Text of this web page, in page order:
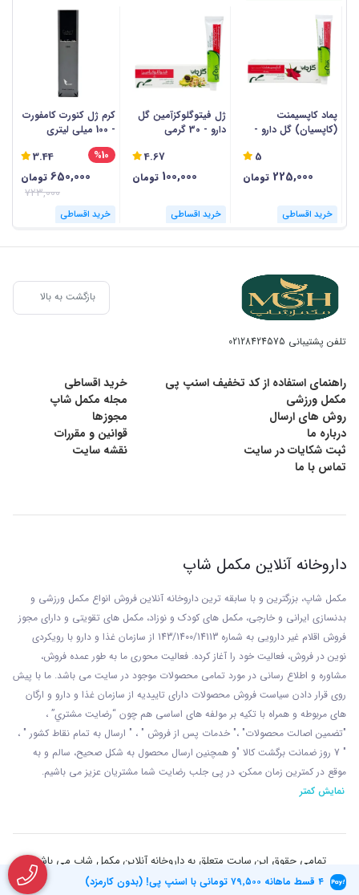
۷۹٬۵۰۰ تومانی با اسنپ پی! (بدون کارمزد)
پماد کاپسیمنت
(کاپسیان) گل دارو -
5
225,000 تومان
خرید اقساطی
ژل فیتوگلوکزآمین گل
دارو - 30 گرمی
4.67
100,000 تومان
خرید اقساطی
کرم ژل کنورت کامفورت
- 100 میلی لیتری
3.44 %10
650,000 تومان
723,000
خرید اقساطی
بازگشت به بالا
تلفن پشتیبانی 02128424575
راهنمای استفاده از کد تخفیف اسنپ پی
خرید اقساطی
مکمل ورزشی
مجله مکمل شاپ
روش های ارسال
مجوزها
درباره ما
قوانین و مقررات
ثبت شکایات در سایت
نقشه سایت
تماس با ما
داروخانه آنلاین مکمل شاپ
مکمل شاپ، بزرگترین و با سابقه ترین داروخانه آنلاین فروش انواع مکمل ورزشی و
بدنسازی ایرانی و خارجی، مکمل های کودک و نوزاد، مکمل های تقویتی و دارای مجوز
فروش اقلام غیر دارویی به شماره 143/1400/14113 از
سازمان غذا و دارو با رويکردی
نوين در فروش، فعاليت خود را آغاز کرده. فعاليت محوری ما به طور عمده فروش،
مشاوره و اطلاع رسانی در مورد تمامی محصولات موجود در سایت می باشد. ما با پيش
روی قرار دادن سياست فروش محصولات دارای تاييديه از سازمان غذا و دارو و ارگان
های مربوطه و همراه با تکيه بر مولفه های اساسی هم چون “رضايت مشتري” ،
"تضمين اصالت محصولات" ،" خدمات پس از فروش " ، " ارسال به تمام نقاط کشور " ،
" 7 روز ضمانت برگشت کالا "و همچنين ارسال محصول به شکل صحيح، سالم و به
موقع در کمترين زمان ممکن، در پی جلب رضايت شما مشتريان عزیز می باشيم.
نمایش کمتر
تمامی حقوق این سایت متعلق به داروخانه آنلاین مکمل شاپ می باشد